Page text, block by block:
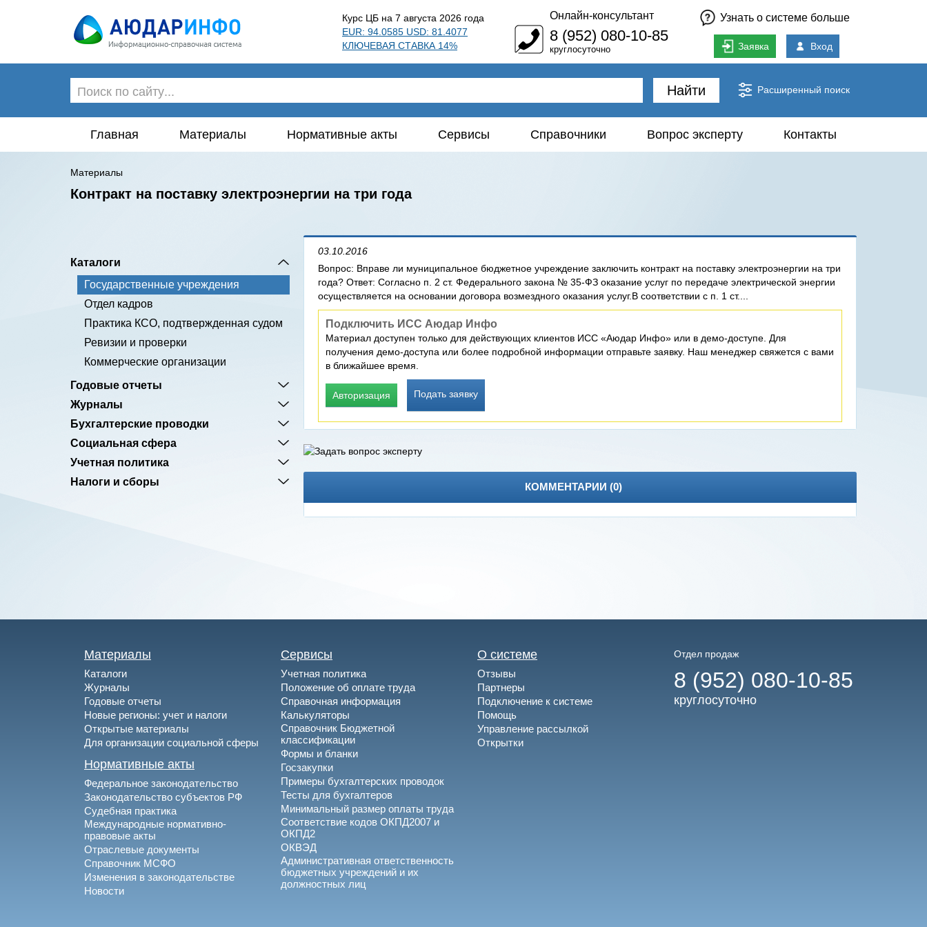
Курс ЦБ на 7 августа 2026 года
EUR: 94.0585 USD: 81.4077
КЛЮЧЕВАЯ СТАВКА 14%
Онлайн-консультант
8 (952) 080-10-85
круглосуточно
Узнать о системе больше
Заявка Вход
Найти Расширенный поиск
Главная Материалы Нормативные акты Сервисы Справочники Вопрос эксперту Контакты
Материалы
Контракт на поставку электроэнергии на три года
Каталоги
Государственные учреждения
Отдел кадров
Практика КСО, подтвержденная судом
Ревизии и проверки
Коммерческие организации
Годовые отчеты
Журналы
Бухгалтерские проводки
Социальная сфера
Учетная политика
Налоги и сборы
03.10.2016
Вопрос: Вправе ли муниципальное бюджетное учреждение заключить контракт на поставку электроэнергии на три
года? Ответ: Согласно п. 2 ст. Федерального закона № 35-ФЗ оказание услуг по передаче электрической энергии
осуществляется на основании договора возмездного оказания услуг.В соответствии с п. 1 ст....
Подключить ИСС Аюдар Инфо
Материал доступен только для действующих клиентов ИСС «Аюдар Инфо» или в демо-доступе. Для
получения демо-доступа или более подробной информации отправьте заявку. Наш менеджер свяжется с вами
в ближайшее время.
Авторизация Подать заявку
КОММЕНТАРИИ (0)
Материалы
Каталоги
Журналы
Годовые отчеты
Новые регионы: учет и налоги
Открытые материалы
Для организации социальной сферы
Нормативные акты
Федеральное законодательство
Законодательство субъектов РФ
Судебная практика
Международные нормативно-
правовые акты
Отраслевые документы
Справочник МСФО
Изменения в законодательстве
Новости
Сервисы
Учетная политика
Положение об оплате труда
Справочная информация
Калькуляторы
Справочник Бюджетной
классификации
Формы и бланки
Госзакупки
Примеры бухгалтерских проводок
Тесты для бухгалтеров
Минимальный размер оплаты труда
Соответствие кодов ОКПД2007 и
ОКПД2
ОКВЭД
Административная ответственность
бюджетных учреждений и их
должностных лиц
О системе
Отзывы
Партнеры
Подключение к системе
Помощь
Управление рассылкой
Открытки
Отдел продаж
8 (952) 080-10-85
круглосуточно